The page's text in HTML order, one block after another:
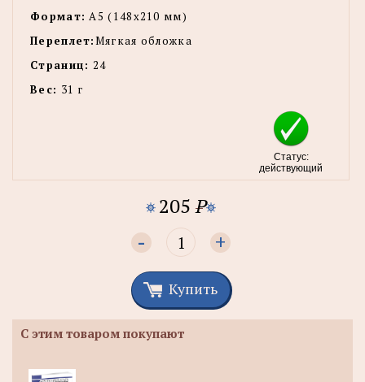
Формат: А5 (148x210 мм)
Переплет:Мягкая обложка
Страниц: 24
Вес: 31 г
Статус:
действующий
205 P
- +
Купить
С этим товаром покупают